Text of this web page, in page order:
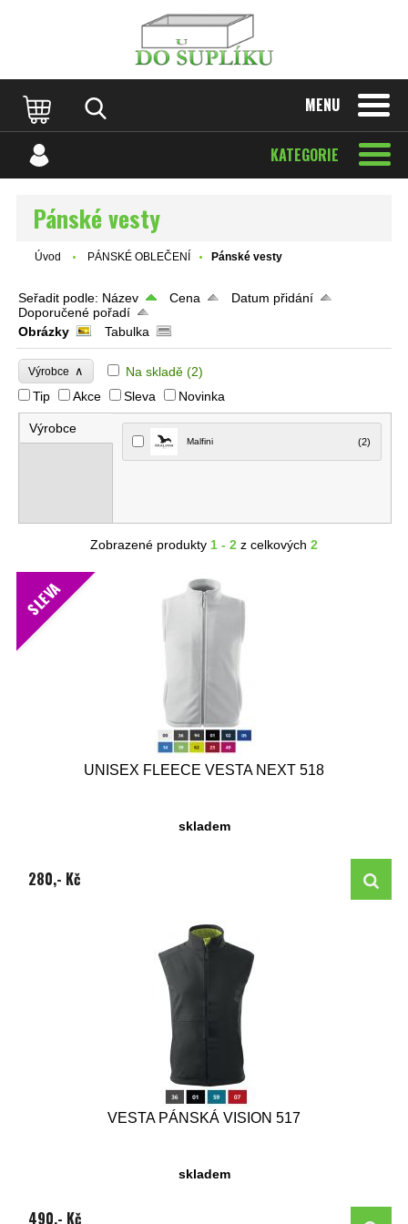
MENU
KATEGORIE
Pánské vesty
Úvod PÁNSKÉ OBLEČENÍ Pánské vesty
Seřadit podle: Název Cena
Datum přidání
Doporučené pořadí
Obrázky
Tabulka
Výrobce ∧ Na skladě (2)
Tip
Akce Sleva Novinka
Výrobce
Malfini (2)
Zobrazené produkty 1 - 2 z celkových 2
SLEVA
UNISEX FLEECE VESTA NEXT 518
skladem
280,- Kč
VESTA PÁNSKÁ VISION 517
skladem
490,- Kč